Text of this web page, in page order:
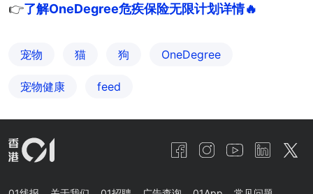
👉了解OneDegree危疾保险无限计划详情🔥
宠物 猫 狗 OneDegree
宠物健康 feed